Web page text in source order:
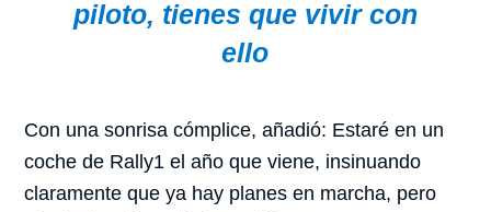
piloto, tienes que vivir con
ello
Con una sonrisa cómplice, añadió: Estaré en un
coche de Rally1 el año que viene, insinuando
claramente que ya hay planes en marcha, pero